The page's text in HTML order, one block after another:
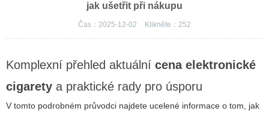
jak ušetřit při nákupu
Čas：2025-12-02 Klikněte： 252
Komplexní přehled aktuální cena elektronické
cigarety a praktické rady pro úsporu
V tomto podrobném průvodci najdete ucelené informace o tom, jak